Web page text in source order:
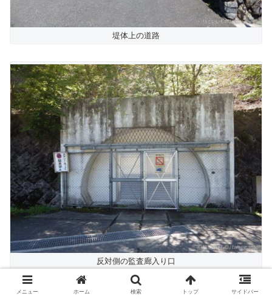
堤体上の道路
反対側の監査廊入り口
メニュー ホーム 検索 トップ サイドバー